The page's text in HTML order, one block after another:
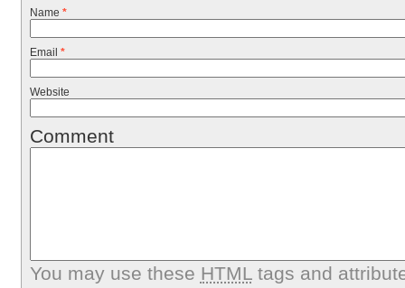
Name *
Email *
Website
Comment
You may use these HTMLtags and